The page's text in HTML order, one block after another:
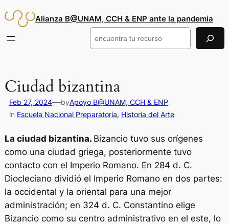
al
Alianza B@UNAM, CCH & ENP ante la pandemia
Buscar
Ciudad bizantina
Feb 27, 2024—byApoyo B@UNAM, CCH & ENP
in Escuela Nacional Preparatoria, Historia del Arte
La ciudad bizantina. Bizancio tuvo sus orígenes
como una ciudad griega, posteriormente tuvo
contacto con el Imperio Romano. En 284 d. C.
Diocleciano dividió el Imperio Romano en dos partes:
la occidental y la oriental para una mejor
administración; en 324 d. C. Constantino elige
Bizancio como su centro administrativo en el este, lo